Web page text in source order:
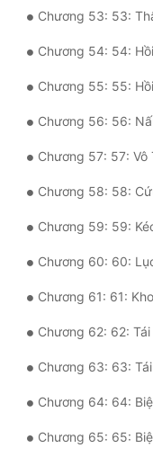
Chương 53: 53:
Chương 54: 54:
Chương 55: 55:
Chương 56: 56:
Chương 57: 57: Vô
Chương 58: 58:
Chương 59: 59:
Chương 60: 60:
Chương 61: 61:
Chương 62: 62:
Chương 63: 63:
Chương 64: 64:
Chương 65: 65: